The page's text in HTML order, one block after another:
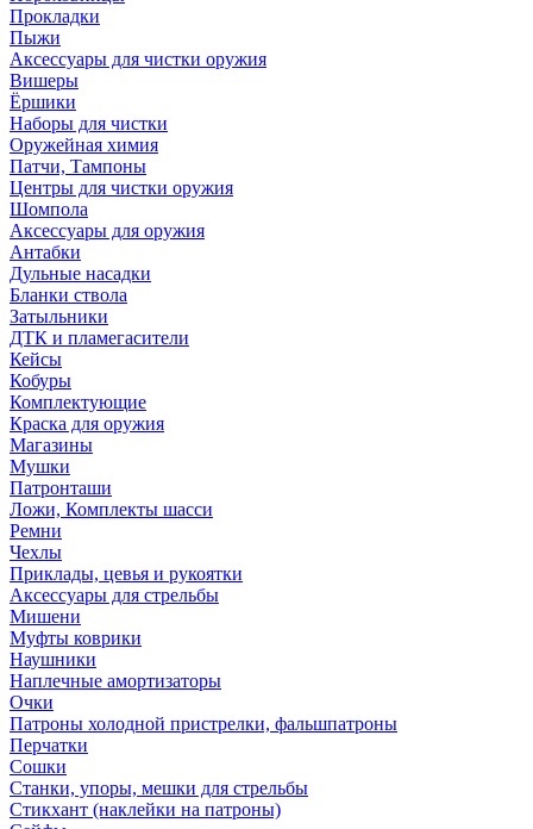
Прокладки
Пыжи
Аксессуары для чистки оружия
Вишеры
Ёршики
Наборы для чистки
Оружейная химия
Патчи, Тампоны
Центры для чистки оружия
Шомпола
Аксессуары для оружия
Антабки
Дульные насадки
Бланки ствола
Затыльники
ДТК и пламегасители
Кейсы
Кобуры
Комплектующие
Краска для оружия
Магазины
Мушки
Патронташи
Ложи, Комплекты шасси
Ремни
Чехлы
Приклады, цевья и рукоятки
Аксессуары для стрельбы
Мишени
Муфты коврики
Наушники
Наплечные амортизаторы
Очки
Патроны холодной пристрелки, фальшпатроны
Перчатки
Сошки
Станки, упоры, мешки для стрельбы
Стикхант (наклейки на патроны)